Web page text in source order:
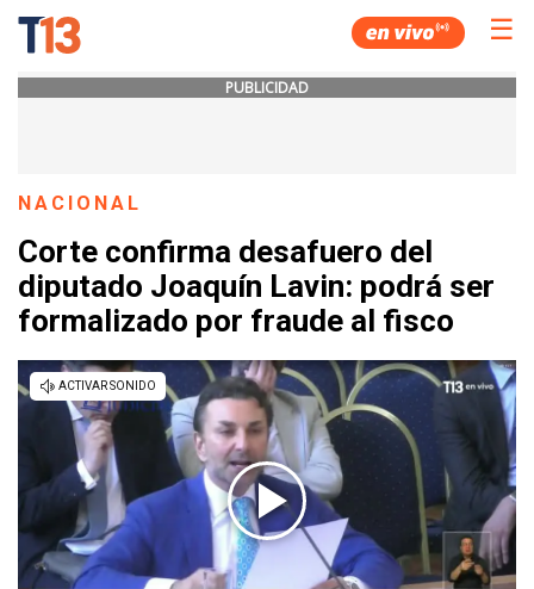
☰
PUBLICIDAD
NACIONAL
Corte confirma desafuero del
diputado Joaquín Lavin: podrá ser
formalizado por fraude al fisco